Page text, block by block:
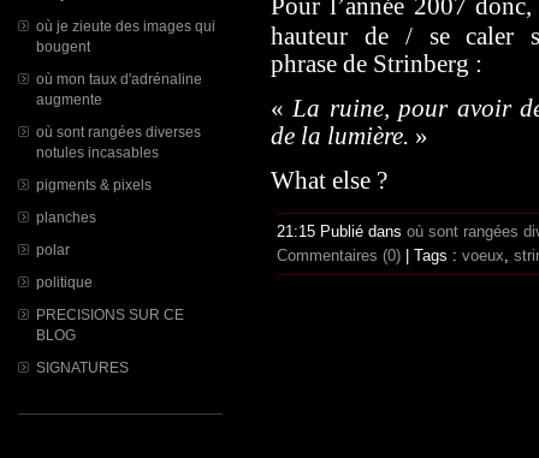
où je zieute des images qui
bougent
où mon taux d'adrénaline
augmente
où sont rangées diverses
notules incasables
pigments & pixels
planches
polar
politique
PRECISIONS SUR CE
BLOG
SIGNATURES
Pour l’année 2007 donc,
hauteur de / se caler
phrase de Strinberg :
«La ruine, pour avoir
de la lumière. »
What else ?
21:15 Publié dans où sont rangées
Commentaires (0) | Tags : voeux,